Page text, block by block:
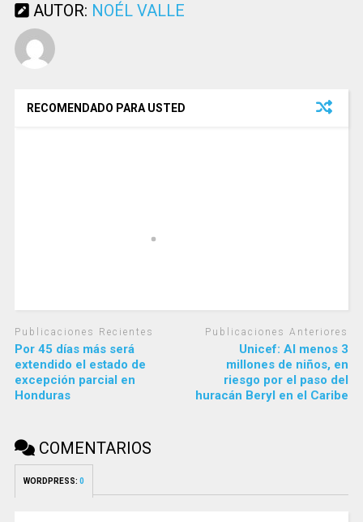
AUTOR: NOÉL VALLE
RECOMENDADO PARA USTED
Publicaciones Recientes
Por 45 días más será
extendido el estado de
excepción parcial en
Honduras
Publicaciones Anteriores
Unicef: Al menos 3
millones de niños, en
riesgo por el paso del
huracán Beryl en el Caribe
COMENTARIOS
WORDPRESS: 0